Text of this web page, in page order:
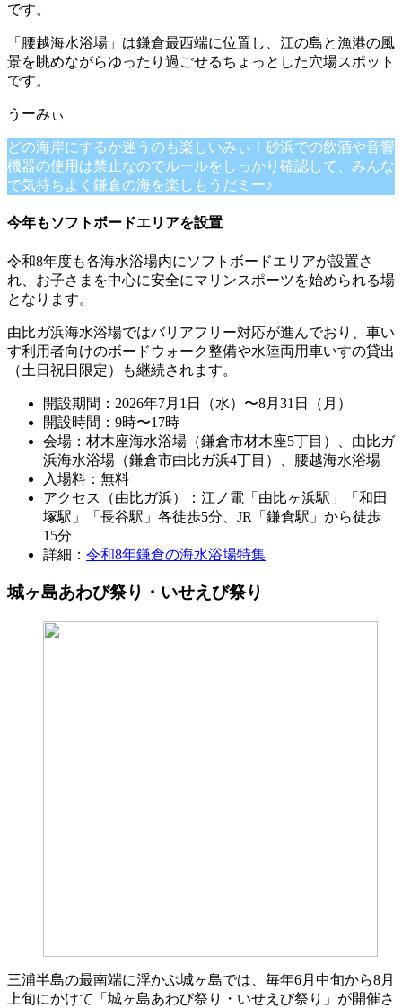
です。
「腰越海水浴場」は鎌倉最西端に位置し、江の島と漁港の風
景を眺めながらゆったり過ごせるちょっとした穴場スポット
です。
どの海岸にするか迷うのも楽しいみぃ！砂浜での飲酒や音響
機器の使用は禁止なのでルールをしっかり確認して、みんな
で気持ちよく鎌倉の海を楽しもうだミー♪
今年もソフトボードエリアを設置
令和8年度も各海水浴場内にソフトボードエリアが設置さ
れ、お子さまを中心に安全にマリンスポーツを始められる場
となります。
由比ガ浜海水浴場ではバリアフリー対応が進んでおり、車い
す利用者向けのボードウォーク整備や水陸両用車いすの貸出
（土日祝日限定）も継続されます。
開設期間：2026年7月1日（水）〜8月31日（月）
開設時間：9時〜17時
会場：材木座海水浴場（鎌倉市材木座5丁目）、由比ガ
浜海水浴場（鎌倉市由比ガ浜4丁目）、腰越海水浴場
入場料：無料
アクセス（由比ガ浜）：江ノ電「由比ヶ浜駅」「和田
塚駅」「長谷駅」各徒歩5分、JR「鎌倉駅」から徒歩
15分
詳細： 令和8年鎌倉の海水浴場特集
城ヶ島あわび祭り・いせえび祭り
三浦半島の最南端に浮かぶ城ヶ島では、毎年6月中旬から8月
上旬にかけて「城ヶ島あわび祭り・いせえび祭り」が開催さ